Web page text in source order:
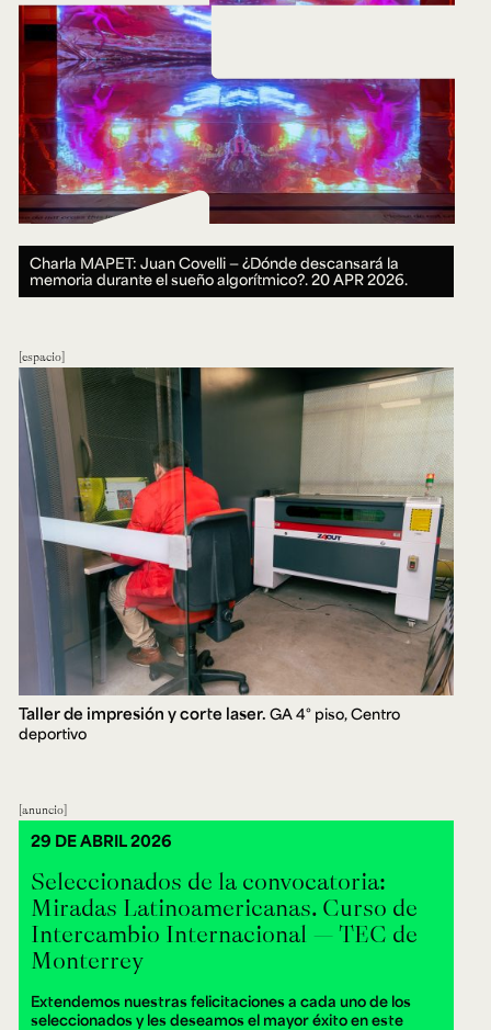
Charla MAPET: Juan Covelli — ¿Dónde descansará la
memoria durante el sueño algorítmico?.20 APR 2026.
espacio
Taller de impresión y corte laser. GA 4° piso, Centro
deportivo
anuncio
Seleccionados de la convocatoria:
Miradas Latinoamericanas. Curso de
Intercambio Internacional — TEC de
Monterrey
Extendemos nuestras felicitaciones a cada uno de los
seleccionados y les deseamos el mayor éxito en este
29 DE ABRIL 2026